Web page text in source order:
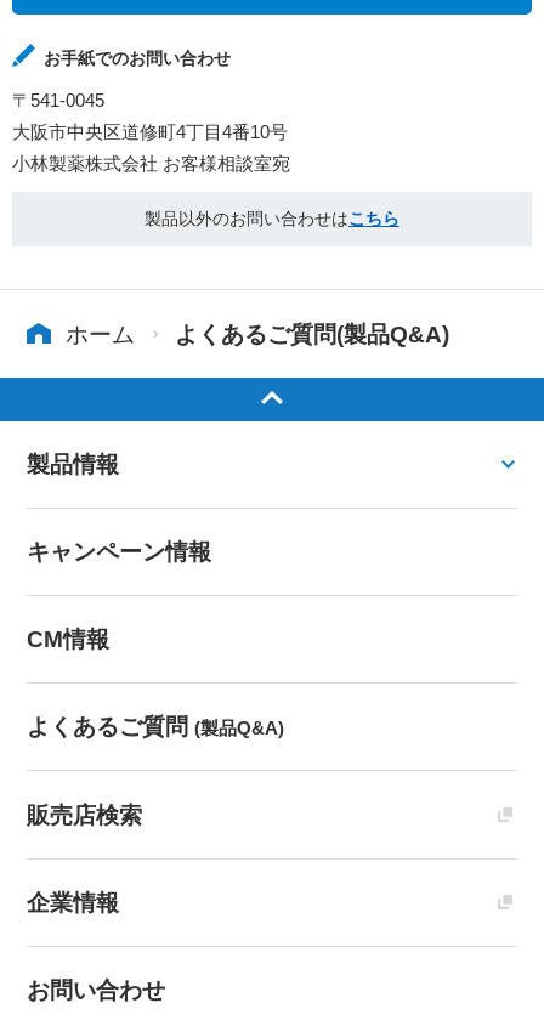
お手紙でのお問い合わせ
〒541-0045
大阪市中央区道修町4丁目4番10号
小林製薬株式会社 お客様相談室宛
製品以外のお問い合わせはこちら
ホーム よくあるご質問(製品Q&A)
製品情報
キャンペーン情報
CM情報
よくあるご質問 (製品Q&A)
販売店検索
企業情報
お問い合わせ